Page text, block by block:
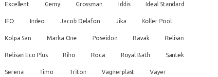
Excellent Gemy Grossman Iddis Ideal Standard
IFO Indeo Jacob Delafon Jika Koller Pool
Kolpa San Marka One Poseidon Ravak Relisan
Relisan Eco Plus Riho Roca Royal Bath Santek
Serena Timo Triton Vagnerplast Vayer